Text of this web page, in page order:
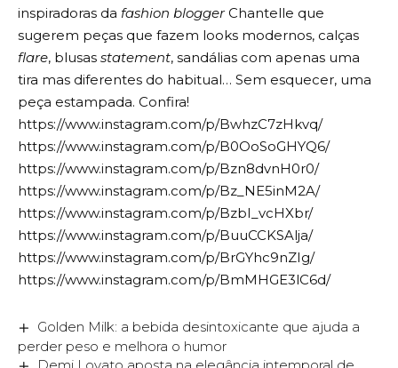
inspiradoras da fashion bloggerChantelle que
sugerem peças que fazem looks modernos, calças
flare, blusas statement, sandálias com apenas uma
tira mas diferentes do habitual… Sem esquecer, uma
peça estampada. Confira!
https://www.instagram.com/p/BwhzC7zHkvq/
https://www.instagram.com/p/B0OoSoGHYQ6/
https://www.instagram.com/p/Bzn8dvnH0r0/
https://www.instagram.com/p/Bz_NE5inM2A/
https://www.instagram.com/p/BzbI_vcHXbr/
https://www.instagram.com/p/BuuCCKSAlja/
https://www.instagram.com/p/BrGYhc9nZIg/
https://www.instagram.com/p/BmMHGE3lC6d/
Golden Milk: a bebida desintoxicante que ajuda a
perder peso e melhora o humor
Demi Lovato aposta na elegância intemporal de